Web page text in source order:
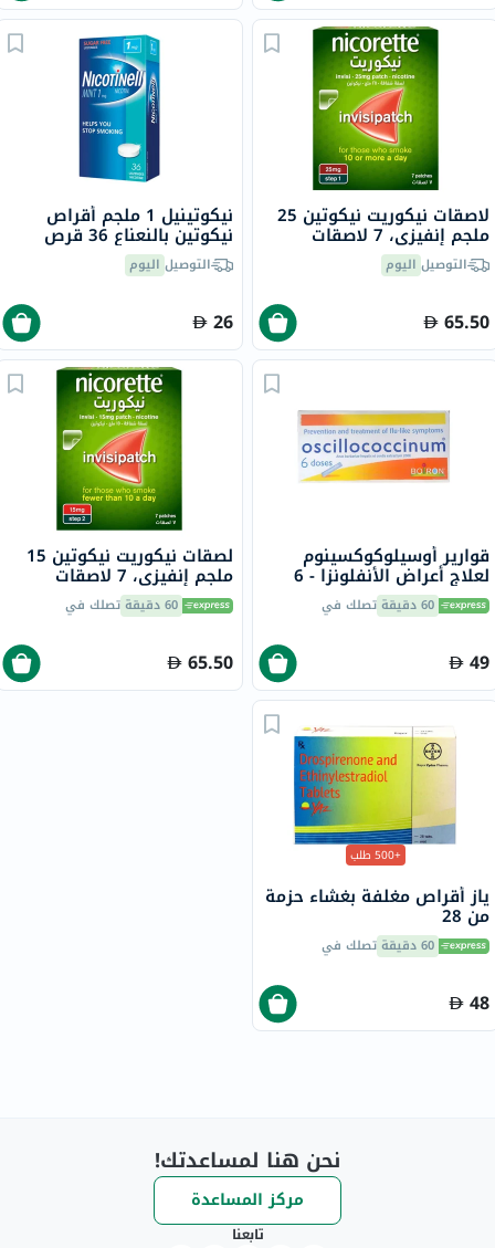
لاصقات نيكوريت نيكوتين 25
ملجم إنفيزي، 7 لاصقات
التوصيل اليوم
65.50
نيكوتينيل 1 ملجم أقراص
نيكوتين بالنعناع 36 قرص
التوصيل اليوم
26
قوارير أوسيلوكوكسينوم
لعلاج أعراض الأنفلونزا - 6
قوارير 60 دقيقة تصلك في
49
لصقات نيكوريت نيكوتين 15
ملجم إنفيزي، 7 لاصقات
60 دقيقة تصلك في
65.50
+500 طلب
ياز أقراص مغلفة بغشاء حزمة
من 28
60 دقيقة تصلك في
48
نحن هنا لمساعدتك!
مركز المساعدة
تابعنا